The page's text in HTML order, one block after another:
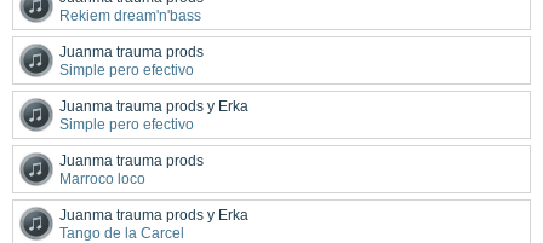
Rekiem dream'n'bass
Juanma trauma prods
Simple pero efectivo
Juanma trauma prods y Erka
Simple pero efectivo
Juanma trauma prods
Marroco loco
Juanma trauma prods y Erka
Tango de la Carcel